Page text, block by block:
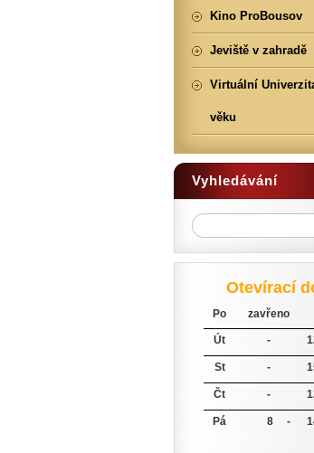
Kino ProBousov
Jeviště v zahradě
Virtuální
věku
Vyhledávání
Otevírací
Po zavřeno
Út -
St -
Čt -
Pá 8 -